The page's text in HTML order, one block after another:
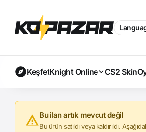
KeşfetKnight Online CS2 Skin
Bu ilan artık mevcut değil
Bu ürün satıldı veya kaldırıldı.